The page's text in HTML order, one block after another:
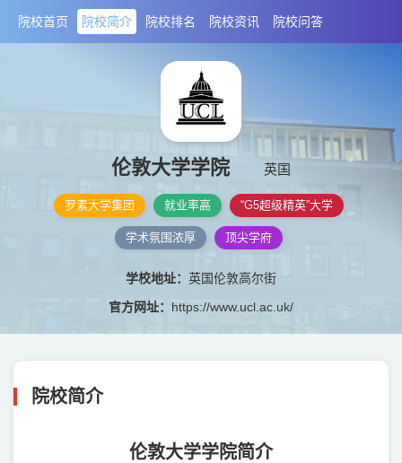
院校首页 院校简介 院校排名 院校资讯 院校问答
伦敦大学学院 英国
罗素大学集团 就业率高 “G5超级精英”大学
学术氛围浓厚 顶尖学府
学校地址： 英国伦敦高尔街
官方网址： https://www.ucl.ac.uk/
院校简介
伦敦大学学院简介